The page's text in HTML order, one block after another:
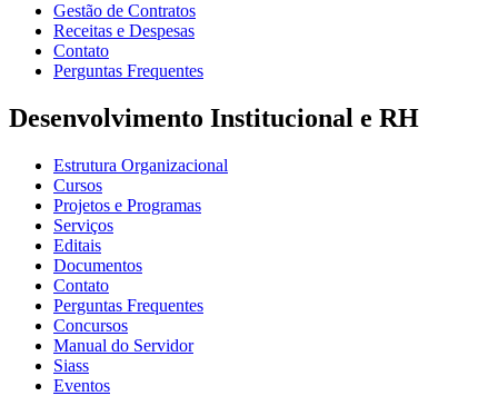
Gestão de Contratos
Receitas e Despesas
Contato
Perguntas Frequentes
Desenvolvimento Institucional e RH
Estrutura Organizacional
Cursos
Projetos e Programas
Serviços
Editais
Documentos
Contato
Perguntas Frequentes
Concursos
Manual do Servidor
Siass
Eventos